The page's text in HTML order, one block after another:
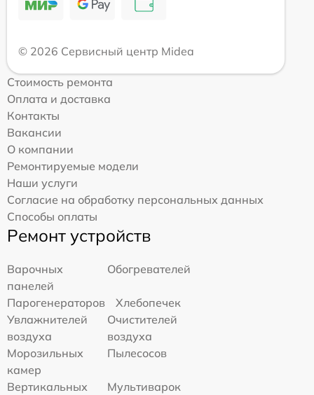
© 2026 Сервисный центр Midea
Стоимость ремонта
Оплата и доставка
Контакты
Вакансии
О компании
Ремонтируемые модели
Наши услуги
Согласие на обработку персональных данных
Способы оплаты
Ремонт устройств
Варочных
панелей
Обогревателей
Парогенераторов
Хлебопечек
Увлажнителей
воздуха
Очистителей
воздуха
Морозильных
камер
Пылесосов
Вертикальных
Мультиварок